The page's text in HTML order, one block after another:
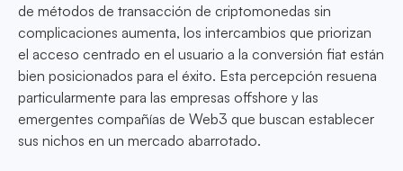
de métodos de transacción de criptomonedas sin
complicaciones aumenta, los intercambios que priorizan
el acceso centrado en el usuario a la conversión fiat están
bien posicionados para el éxito. Esta percepción resuena
particularmente para las empresas offshore y las
emergentes compañías de Web3 que buscan establecer
sus nichos en un mercado abarrotado.